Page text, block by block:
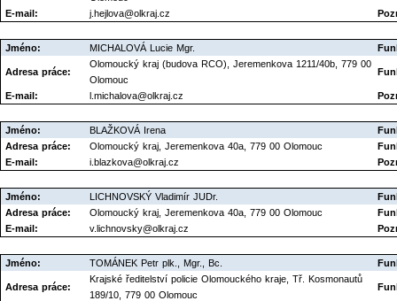
E-mail:
j.hejlova@olkraj.cz
Jméno: MICHALOVÁ Lucie Mgr.
Adresa práce:
Olomoucký kraj (budova RCO), Jeremenkova 1211/40b, 779 00
Olomouc
E-mail: l.michalova@olkraj.cz
Jméno: BLAŽKOVÁ Irena
Adresa práce:
Olomoucký kraj, Jeremenkova 40a, 779 00 Olomouc
E-mail:
i.blazkova@olkraj.cz
Jméno: LICHNOVSKÝ Vladimír JUDr.
Adresa práce:
Olomoucký kraj, Jeremenkova 40a, 779 00 Olomouc
E-mail:
v.lichnovsky@olkraj.cz
Jméno: TOMÁNEK Petr plk., Mgr., Bc.
Adresa práce:
Krajské ředitelství policie Olomouckého kraje, Tř. Kosmonautů
189/10, 779 00 Olomouc